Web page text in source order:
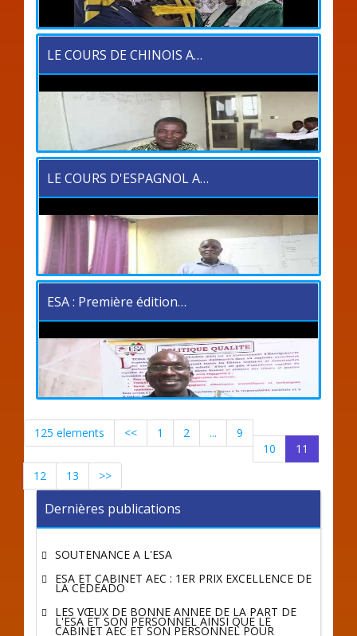
LE COURS DE CHINOIS A…
LE COURS D'ESPAGNOL A…
ESA : Première édition…
125 elements << 1 2 ...
9
10
11
12
13 >>
Dernières publications
SOUTENANCE A L'ESA
ESA ET CABINET AEC : 1ER PRIX EXCELLENCE DE
LA CEDEADO
LES VŒUX DE BONNE ANNÉE DE LA PART DE
L'ESA ET SON PERSONNEL AINSI QUE LE
CABINET AEC ET SON PERSONNEL POUR